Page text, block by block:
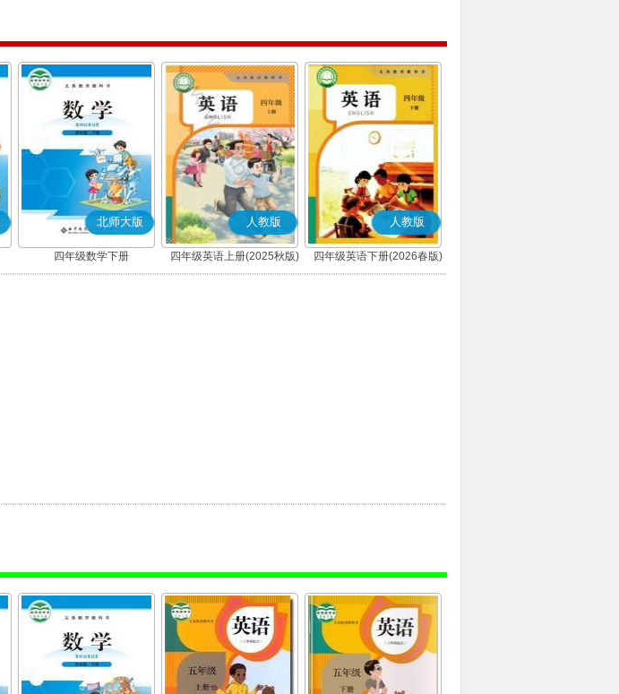
北师大版
四年级数学下册
人教版
四年级英语上册(2025秋版)
(PEP)
人教版
四年级英语下册(2026春版)
(PEP)